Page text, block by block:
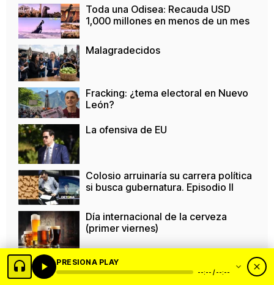
Toda una Odisea: Recauda USD
1,000 millones en menos de un mes
Malagradecidos
Fracking: ¿tema electoral en Nuevo
León?
La ofensiva de EU
Colosio arruinaría su carrera política
si busca gubernatura. Episodio II
Día internacional de la cerveza
(primer viernes)
Ser viejitos en los tiempos del
COVID-19 versión 04
PRESIONA PLAY
--:-- / --:--